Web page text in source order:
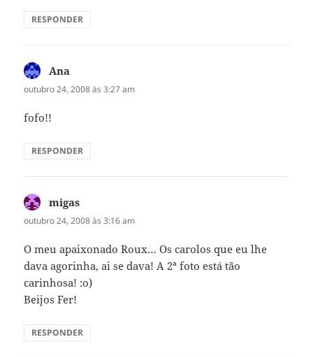
RESPONDER
Ana
outubro 24, 2008 às 3:27 am
fofo!!
RESPONDER
migas
outubro 24, 2008 às 3:16 am
O meu apaixonado Roux… Os carolos que eu lhe
dava agorinha, ai se dava! A 2ª foto está tão
carinhosa! :o)
Beijos Fer!
RESPONDER